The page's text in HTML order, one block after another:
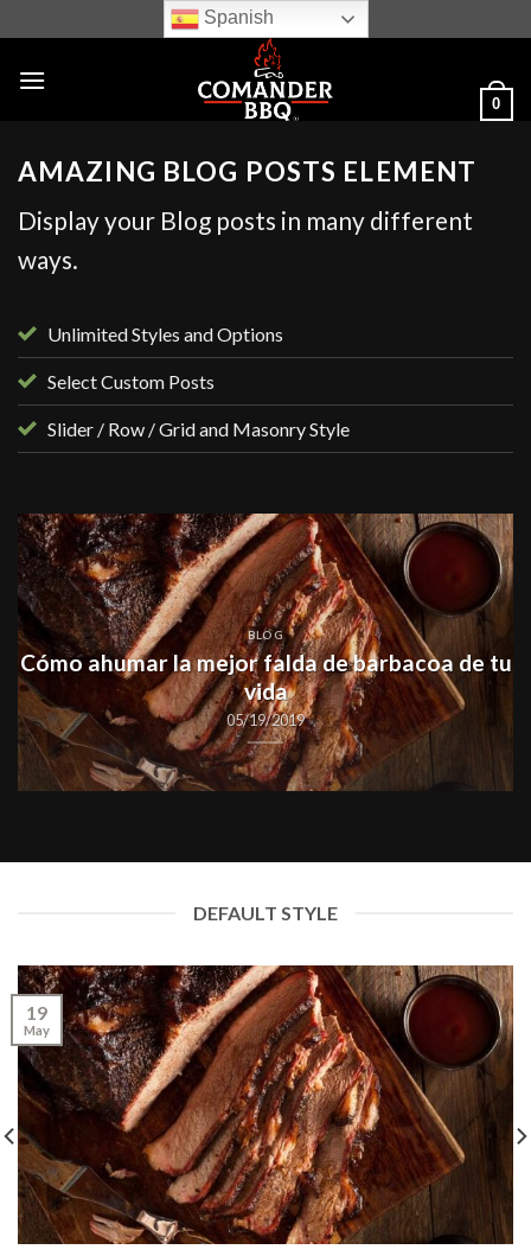
to
content
Spanish
0
AMAZING BLOG POSTS ELEMENT
Display your Blog posts in many different
ways.
Unlimited Styles and Options
Select Custom Posts
Slider / Row / Grid and Masonry Style
BLOG
Cómo ahumar la mejor falda de barbacoa de tu
vida
05/19/2019
DEFAULT STYLE
19
May